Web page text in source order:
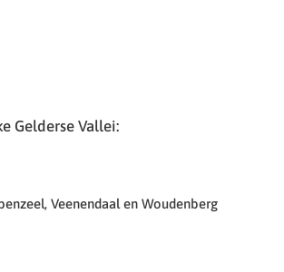
Gelderse Vallei:
Veenendaal en Woudenberg